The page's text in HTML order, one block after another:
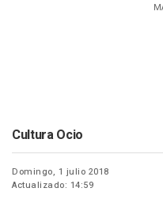
Cultura Ocio
Domingo, 1 julio 2018
Actualizado: 14:59